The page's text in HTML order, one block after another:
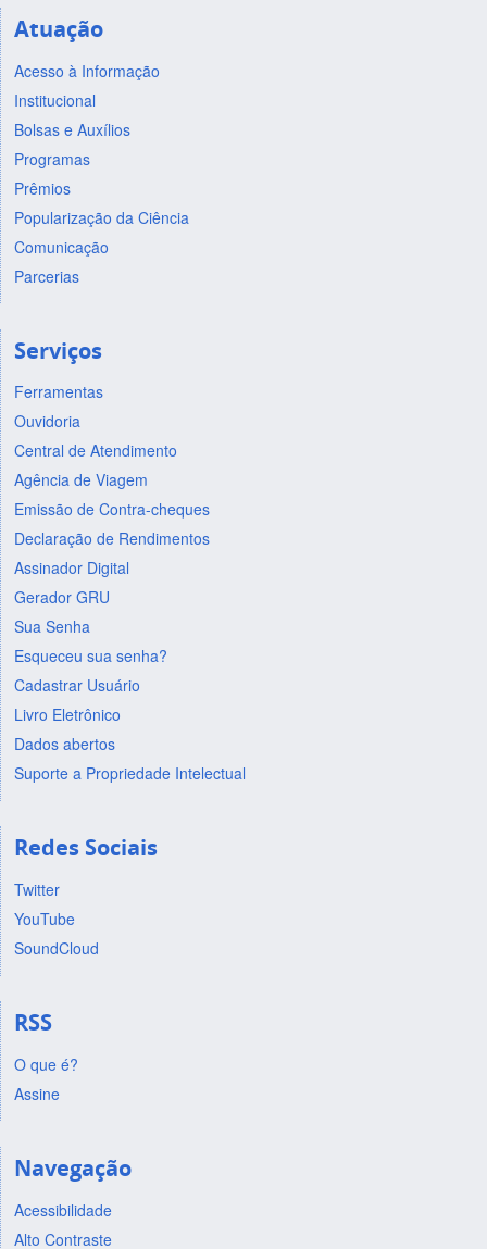
Atuação
Acesso à Informação
Institucional
Bolsas e Auxílios
Programas
Prêmios
Popularização da Ciência
Comunicação
Parcerias
Serviços
Ferramentas
Ouvidoria
Central de Atendimento
Agência de Viagem
Emissão de Contra-cheques
Declaração de Rendimentos
Assinador Digital
Gerador GRU
Sua Senha
Esqueceu sua senha?
Cadastrar Usuário
Livro Eletrônico
Dados abertos
Suporte a Propriedade Intelectual
Redes Sociais
Twitter
YouTube
SoundCloud
RSS
O que é?
Assine
Navegação
Acessibilidade
Alto Contraste